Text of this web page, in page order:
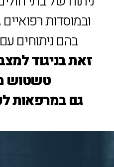
ובמוסדות
בהם ניתוחים
זאת בניגוד
טשטוש
גם במרפאות